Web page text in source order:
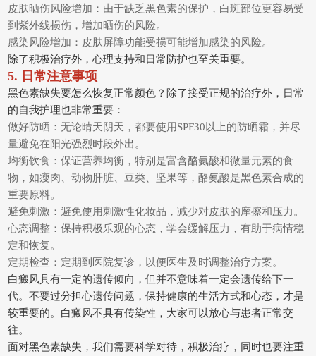
皮肤晒伤风险增加：由于缺乏黑色素的保护，白斑部位更容易受
到紫外线损伤，增加晒伤的风险。
感染风险增加：皮肤屏障功能受损可能增加感染的风险。
除了积极治疗外，心理支持和日常防护也至关重要。
5. 日常注意事项
黑色素缺失要怎么恢复正常颜色？除了接受正规的治疗外，日常
的自我护理也非常重要：
做好防晒：无论晴天阴天，都要使用SPF30以上的防晒霜，并尽
量避免在阳光强烈时段外出。
均衡饮食：保证营养均衡，特别是富含酪氨酸和微量元素的食
物，如瘦肉、动物肝脏、豆类、坚果等，酪氨酸是黑色素合成的
重要原料。
避免刺激：避免使用刺激性化妆品，减少对皮肤的摩擦和压力。
心态调整：保持积极乐观的心态，学会缓解压力，有助于病情稳
定和恢复。
定期检查：定期到医院复诊，以便医生及时调整治疗方案。
白癜风具有一定的遗传倾向，但并不意味着一定会遗传给下一
代。不要过分担心遗传问题，保持健康的生活方式和心态，才是
较重要的。白癜风不具有传染性，大家可以放心与患者正常交
往。
面对黑色素缺失，我们需要科学对待，积极治疗，同时也要注重